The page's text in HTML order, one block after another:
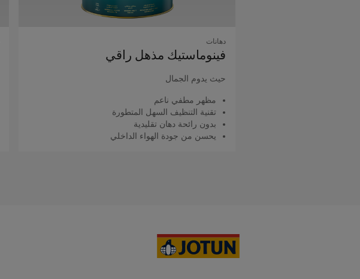
دهانات
فينوماستيك مذهل راقي
حيث يدوم الجمال
مظهر مطفي ناعم
تقنية التنظيف السهل المتطورة
بدون رائحة دهان تقليدية
يحسن من جودة الهواء الداخلي